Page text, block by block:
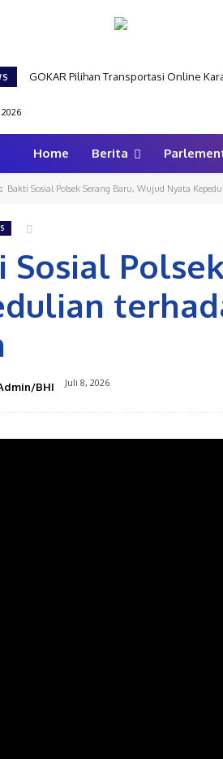
Kerja Bakti Sambut HUT RI, Polsek
Home Berita
Bakti Sosial Polsek Serang Baru, Wujud Nyata
Sosial
BHI Juli 8, 2026